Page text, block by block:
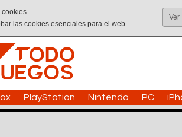
cookies.
las cookies esenciales para el web.
Ver
PlayStation Nintendo PC